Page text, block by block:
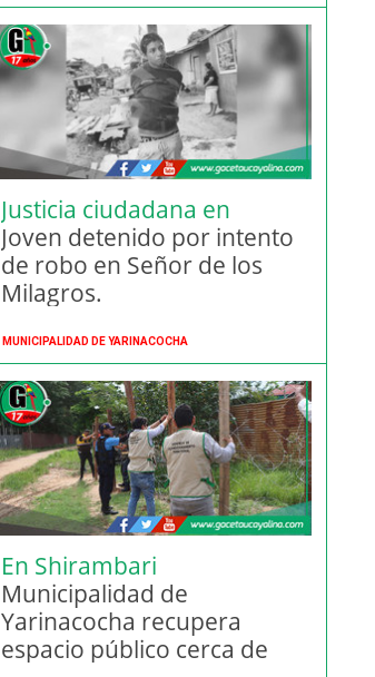
Justicia ciudadana en
Acción.
Joven detenido por intento
de robo en Señor de los
Milagros.
MUNICIPALIDAD DE YARINACOCHA
En Shirambari
Municipalidad de
Yarinacocha recupera
espacio público cerca de